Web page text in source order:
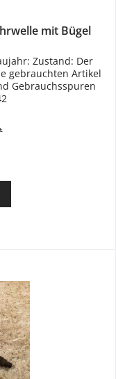
mit Bügel
Zustand: Der
gebrauchten Artikel
Gebrauchsspuren